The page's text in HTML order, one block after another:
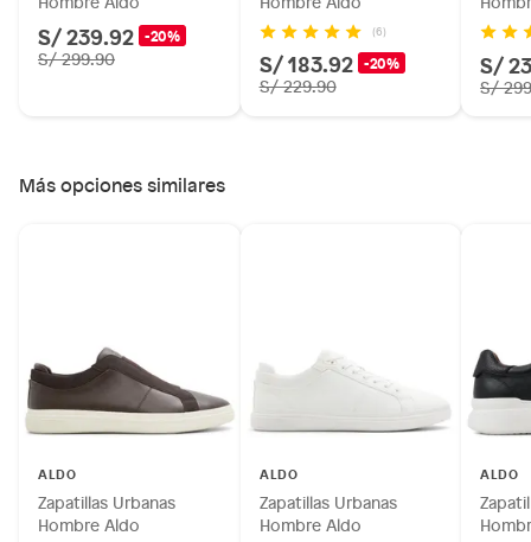
S/ 239.92 -20%
S/ 299.90
(6)
S/ 183.92 -20%
S/ 229.90
S/
S/
Más opciones similares
ALDO
Zapatillas Urbanas
Hombre Aldo
ALDO
Zapatillas Urbanas
Hombre Aldo
ALDO